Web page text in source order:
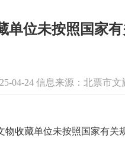
单位未按照国家
04-24 信息来源：北票市
物收藏单位未按照国家有